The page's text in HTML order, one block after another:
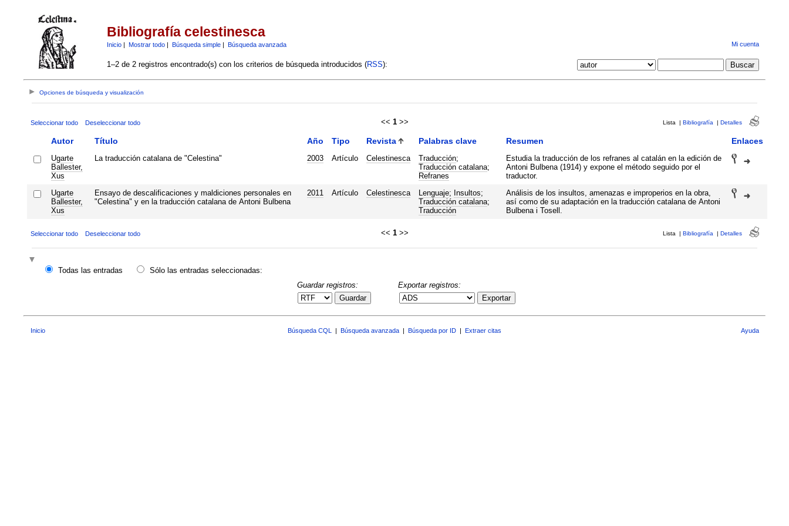
Bibliografía celestinesca
Inicio| Mostrar todo| Búsqueda simple| Búsqueda avanzada Mi cuenta
1–2 de 2 registros encontrado(s) con los criterios de búsqueda introducidos (RSS):
Opciones de búsqueda y visualización
Seleccionar todo Deseleccionar todo << 1 >> Lista | Bibliografía | Detalles
Autor Título Año Tipo Revista Palabras clave Resumen Enlaces
Ugarte
Ballester,
Xus
La traducción catalana de "Celestina" 2003 Artículo Celestinesca Traducción;
Traducción catalana;
Refranes
Estudia la traducción de los refranes al catalán en la edición de
Antoni Bulbena (1914) y expone el método seguido por el
traductor.
Ugarte
Ballester,
Xus
Ensayo de descalificaciones y maldiciones personales en
"Celestina" y en la traducción catalana de Antoni Bulbena
2011 Artículo Celestinesca Lenguaje; Insultos;
Traducción catalana;
Traducción
Análisis de los insultos, amenazas e improperios en la obra,
así como de su adaptación en la traducción catalana de Antoni
Bulbena i Tosell.
Seleccionar todo Deseleccionar todo << 1 >> Lista | Bibliografía | Detalles
Todas las entradas
Sólo las entradas seleccionadas:
Guardar registros:
Guardar
Exportar registros:
Exportar
Inicio Búsqueda CQL Búsqueda avanzada Búsqueda por ID Extraer citas Ayuda